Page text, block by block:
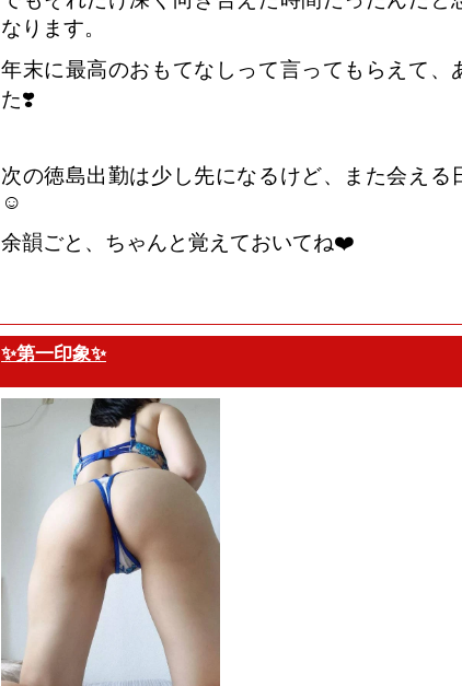
なります。
年末に最高のおもてなしって言ってもらえて、
た❣️
次の徳島出勤は少し先になるけど、また会える
☺️
余韻ごと、ちゃんと覚えておいてね❤️
✨第一印象✨